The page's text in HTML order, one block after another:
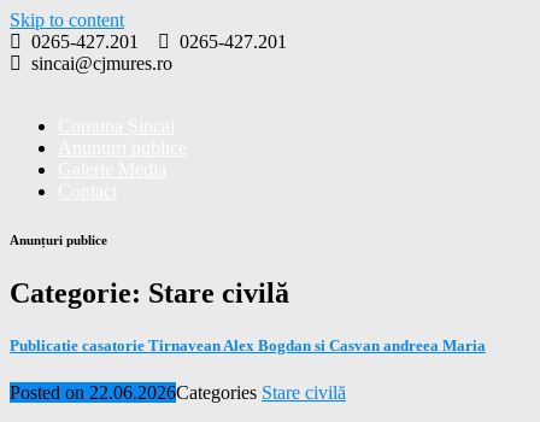
Skip to content
0265-427.201
0265-427.201
sincai@cjmures.ro
Anunțuri publice
Categorie: Stare civilă
Publicatie casatorie Tirnavean Alex Bogdan si Casvan andreea Maria
Posted on 22.06.2026Categories Stare civilă